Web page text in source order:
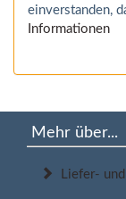
einverstanden,
Informationen
Mehr über...
Liefer-